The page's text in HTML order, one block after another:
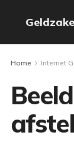
Home Internet